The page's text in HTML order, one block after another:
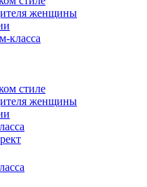
женщины
класса
стиле
женщины